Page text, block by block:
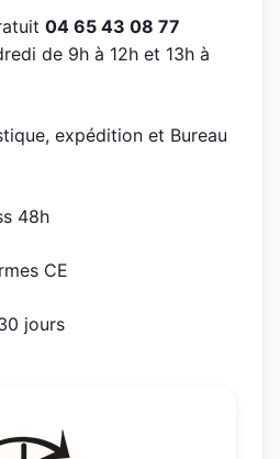
04 65 43 08 77
de 9h à 12h et 13h à
expédition et Bureau
48h
CE
jours